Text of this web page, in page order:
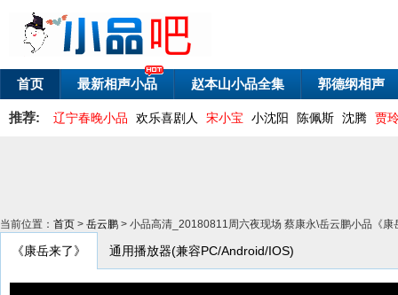
首页 最新相声小品 赵本山小品全集 郭德纲相声
推荐: 辽宁春晚小品 欢乐喜剧人 宋小宝 小沈阳 陈佩斯 沈腾 贾
当前位置： 首页 > 岳云鹏 > 小品高清_20180811周六夜现场 蔡康永\岳云鹏小品《
《康岳来了》 通用播放器(兼容PC/Android/IOS)